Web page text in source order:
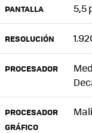
PANTALLA 5,5
RESOLUCIÓN
PROCESADOR
PROCESADOR
GRÁFICO